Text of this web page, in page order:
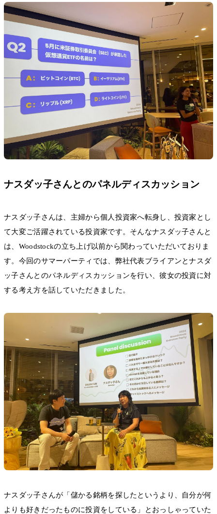
ナスダッ子さんとのパネルディスカッション
ナスダッ子さんは、主婦から個人投資家へ転身し、投資家とし
て大変ご活躍されている投資家です。そんなナスダッ子さんと
は、Woodstockの立ち上げ以前から関わっていただいておりま
す。今回のサマーパーティでは、弊社代表ブライアンとナスダ
ッ子さんとのパネルディスカッションを行い、彼女の投資に対
する考え方を話していただきました。
ナスダッ子さんが「儲かる銘柄を探したというより、自分が何
よりも好きだったものに投資をしている」とおっしゃっていた